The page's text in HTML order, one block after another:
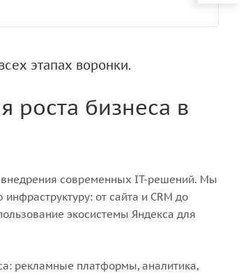
этапах воронки.
роста бизнеса в
внедрения современных IT-решений. Мы
от сайта и CRM до
экосистемы Яндекса для
рекламные платформы, аналитика,